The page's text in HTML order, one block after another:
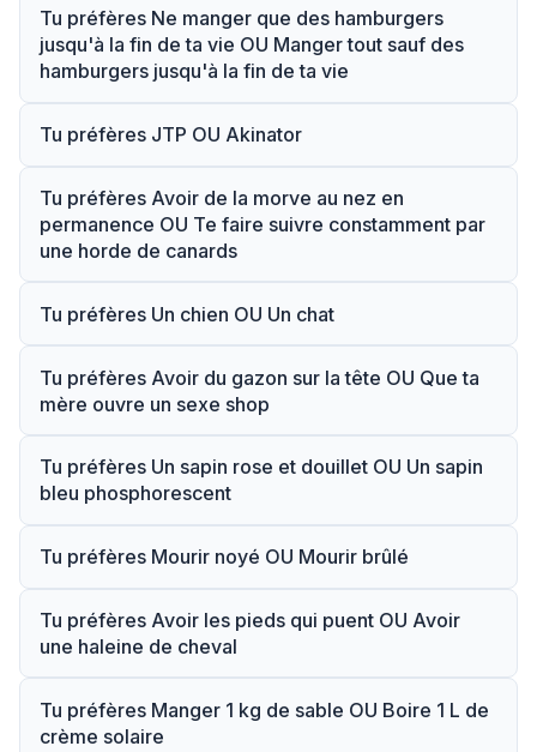
Tu préfères Ne manger que des hamburgers
jusqu'à la fin de ta vie OU Manger tout sauf des
hamburgers jusqu'à la fin de ta vie
Tu préfères JTP OU Akinator
Tu préfères Avoir de la morve au nez en
permanence OU Te faire suivre constamment par
une horde de canards
Tu préfères Un chien OU Un chat
Tu préfères Avoir du gazon sur la tête OU Que ta
mère ouvre un sexe shop
Tu préfères Un sapin rose et douillet OU Un sapin
bleu phosphorescent
Tu préfères Mourir noyé OU Mourir brûlé
Tu préfères Avoir les pieds qui puent OU Avoir
une haleine de cheval
Tu préfères Manger 1 kg de sable OU Boire 1 L de
crème solaire